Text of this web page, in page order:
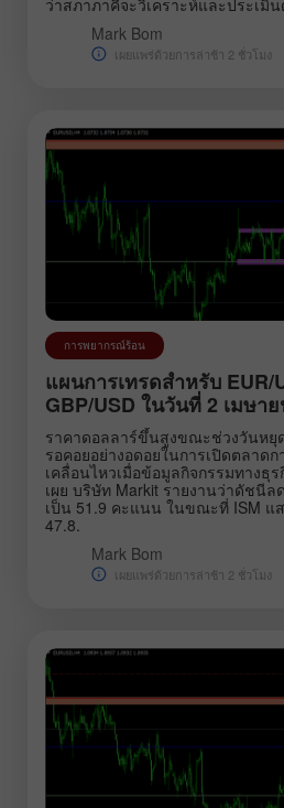
Mark Bom
เผยแพร่ด้วยการล่าช้า 2 ชั่วโมง
การพยากรณ์ร้อน
แผนการเทรดสำหรับ EUR/
GBP/USD ในวันที่ 2 เมษา
ราคาดอลลาร์ขึ้นสูงขณะช่วงวันหยุ
รอคอยอย่างอดอยในการเปิดตลาด
เคลื่อนไหวเมื่อข้อมูลกิจกรรมทางธุ
เผย บริษัท Markit รายงานว่าดัชนี
เป็น 51.9 คะแนน ในขณะที่ ISM แ
47.8.
Mark Bom
เผยแพร่ด้วยการล่าช้า 2 ชั่วโมง